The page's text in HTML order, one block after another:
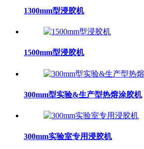
1300mm型浸胶机
1500mm型浸胶机
300mm型实验&生产型热熔涂胶机
300mm实验室专用浸胶机